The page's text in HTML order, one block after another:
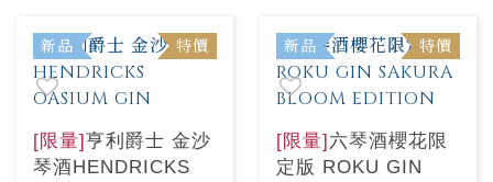
新品 特價
[限量]亨利爵士 金沙
琴酒HENDRICKS
新品 特價
[限量]六琴酒櫻花限
定版 ROKU GIN